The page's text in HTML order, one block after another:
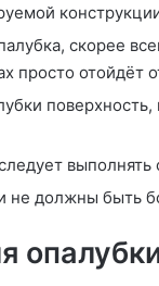
скорее
просто отойдёт
не должны быть